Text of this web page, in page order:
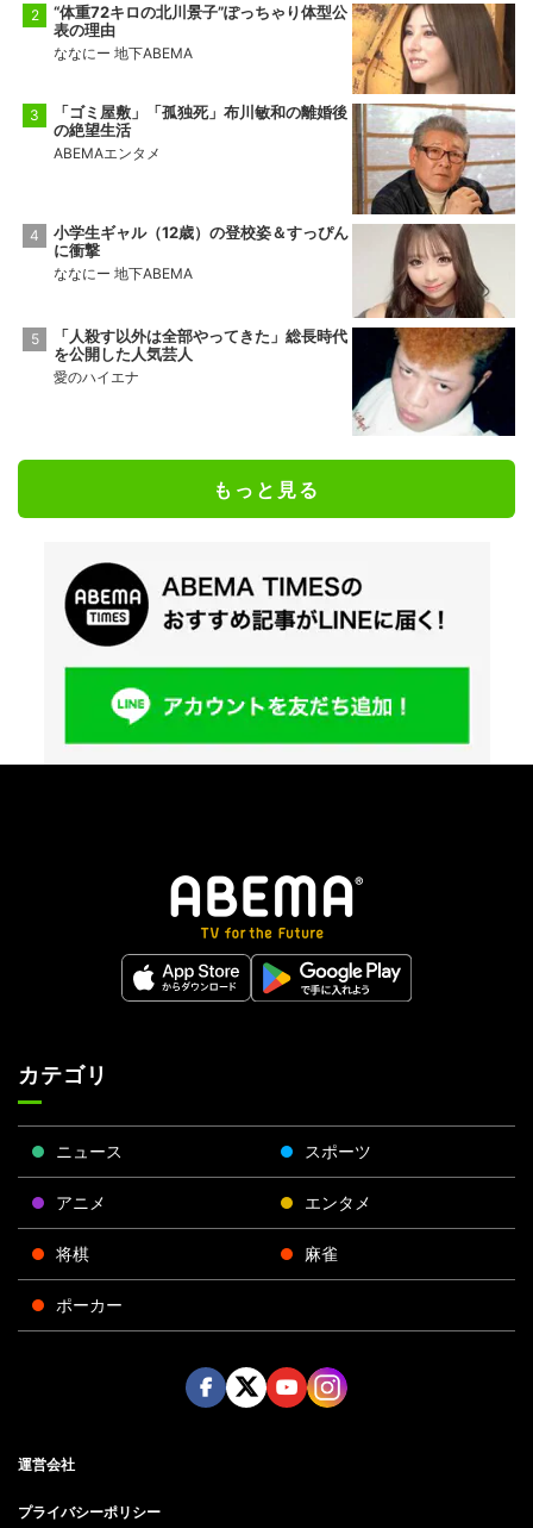
“体重72キロの北川景子”ぽっちゃり体型公
表の理由
ななにー 地下ABEMA
「ゴミ屋敷」「孤独死」布川敏和の離婚後
の絶望生活
ABEMAエンタメ
小学生ギャル（12歳）の登校姿＆すっぴん
に衝撃
ななにー 地下ABEMA
「人殺す以外は全部やってきた」総長時代
を公開した人気芸人
愛のハイエナ
もっと見る
カテゴリ
ニュース スポーツ
アニメ エンタメ
将棋 麻雀
ポーカー
運営会社
プライバシーポリシー